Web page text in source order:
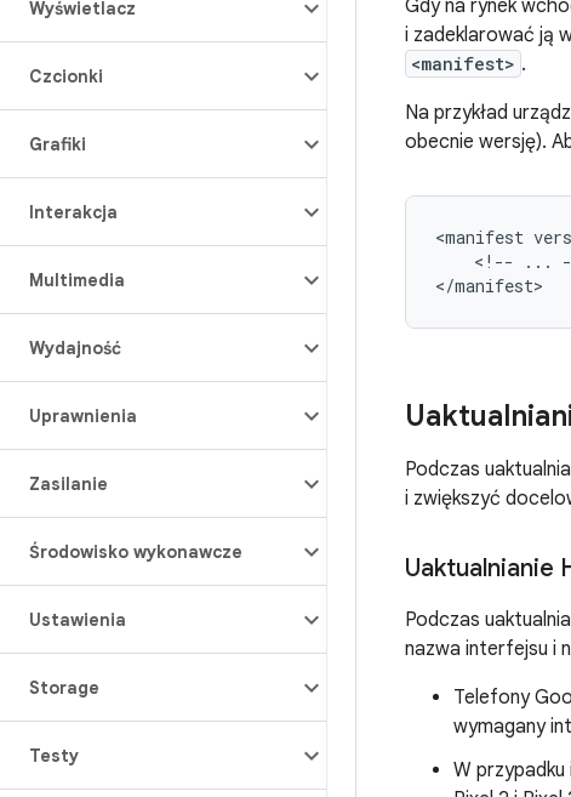
Wyświetlacz
Czcionki
Grafiki
Interakcja
Multimedia
Wydajność
Uprawnienia
Zasilanie
Środowisko wykonawcze
Ustawienia
Storage
Testy
Gdy na rynek
i zadeklarować ją
<manifest> .
Na przykład
obecnie wersję).
<manifest
< ! -- ...
</manifest>
Podczas
i zwiększyć
Uaktualnianie
Podczas
nazwa interfejsu i
Telefony
wymagany
W